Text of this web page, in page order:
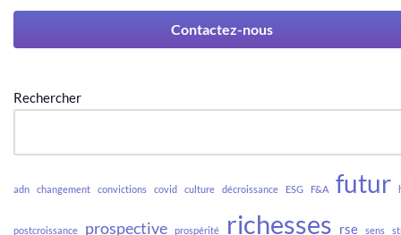
Contactez-nous
Rechercher
adn changement convictions covid culture décroissance ESG F&A futur
postcroissance prospective prospérité richesses rse sens